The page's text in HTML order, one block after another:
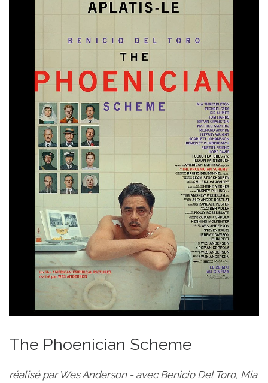
The Phoenician Scheme
réalisé par Wes Anderson - avec Benicio Del Toro, Mia